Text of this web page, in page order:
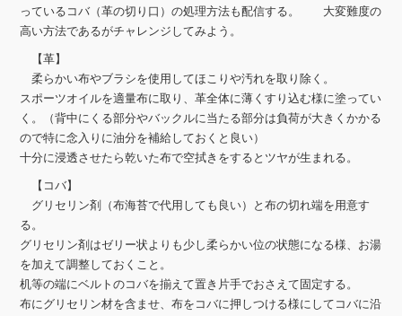
っているコバ（革の切り口）の処理方法も配信する。 大変難度の
高い方法であるがチャレンジしてみよう。
【革】
柔らかい布やブラシを使用してほこりや汚れを取り除く。
スポーツオイルを適量布に取り、革全体に薄くすり込む様に塗ってい
く。（背中にくる部分やバックルに当たる部分は負荷が大きくかかる
ので特に念入りに油分を補給しておくと良い）
十分に浸透させたら乾いた布で空拭きをするとツヤが生まれる。
【コバ】
グリセリン剤（布海苔で代用しても良い）と布の切れ端を用意す
る。
グリセリン剤はゼリー状よりも少し柔らかい位の状態になる様、お湯
を加えて調整しておくこと。
机等の端にベルトのコバを揃えて置き片手でおさえて固定する。
布にグリセリン材を含ませ、布をコバに押しつける様にしてコバに沿